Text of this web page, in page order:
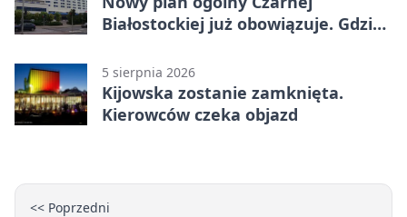
Białostockiej już obowiązuje. Gdzie
5 sierpnia 2026
Kijowska zostanie zamknięta.
Kierowców czeka objazd
<< Poprzedni